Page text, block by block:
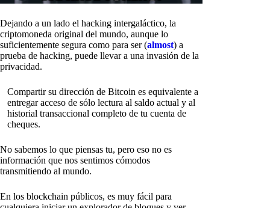
Dejando a un lado el hacking intergaláctico, la
criptomoneda original del mundo, aunque lo
suficientemente segura como para ser (almost) a
prueba de hacking, puede llevar a una invasión de la
privacidad.
Compartir su dirección de Bitcoin es equivalente a
entregar acceso de sólo lectura al saldo actual y al
historial transaccional completo de tu cuenta de
cheques.
No sabemos lo que piensas tu, pero eso no es
información que nos sentimos cómodos
transmitiendo al mundo.
En los blockchain públicos, es muy fácil para